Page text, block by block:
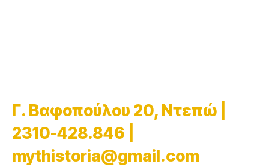
Γ. Βαφοπούλου 20, Ντεπώ |
2310-428.846 |
mythistoria@gmail.com